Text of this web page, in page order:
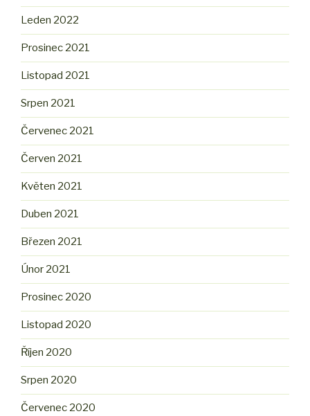
Leden 2022
Prosinec 2021
Listopad 2021
Srpen 2021
Červenec 2021
Červen 2021
Květen 2021
Duben 2021
Březen 2021
Únor 2021
Prosinec 2020
Listopad 2020
Říjen 2020
Srpen 2020
Červenec 2020